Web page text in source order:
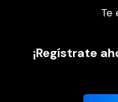
Te
¡Regístrate